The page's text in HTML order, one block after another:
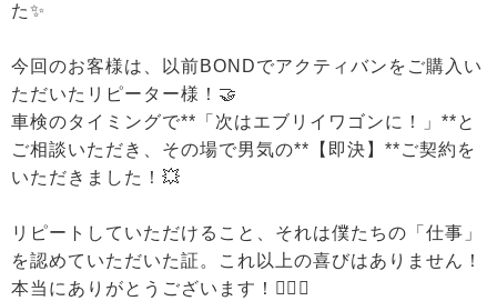
た✨
今回のお客様は、以前BONDでアクティバンをご購入い
ただいたリピーター様！🤝
車検のタイミングで**「次はエブリイワゴンに！」**と
ご相談いただき、その場で男気の**【即決】**ご契約を
いただきました！💥
リピートしていただけること、それは僕たちの「仕事」
を認めていただいた証。これ以上の喜びはありません！
本当にありがとうございます！🙇‍♂️✨